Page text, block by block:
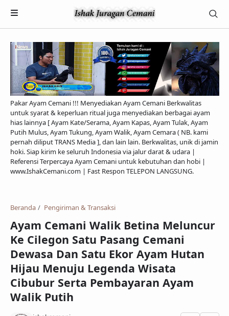
Payment
Privacy Policy
Feed
Pakar Ayam Cemani !!! Menyediakan Ayam Cemani Berkwalitas
untuk syarat & keperluan ritual juga menyediakan berbagai ayam
hias lainnya [ Ayam Kate/Serama, Ayam Kapas, Ayam Tulak, Ayam
Putih Mulus, Ayam Tukung, Ayam Walik, Ayam Cemara ( NB. kami
pernah diliput TRANS Media ], dan lain lain. Berkwalitas, unik di jamin
hoki. Siap kirim ke seluruh Indonesia via jalur darat & udara |
Referensi Terpercaya Ayam Cemani untuk kebutuhan dan hobi |
www.IshakCemani.com | Fast Respon TELEPON LANGSUNG.
Beranda Pengiriman & Transaksi
Ayam Cemani Walik Betina Meluncur
Ke Cilegon Satu Pasang Cemani
Dewasa Dan Satu Ekor Ayam Hutan
Hijau Menuju Legenda Wisata
Cibubur Serta Pembayaran Ayam
Walik Putih